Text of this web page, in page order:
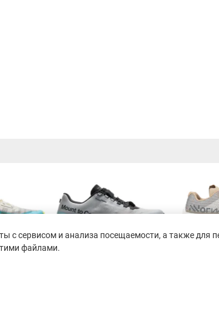
сервисом и анализа посещаемости, а также для
файлами.